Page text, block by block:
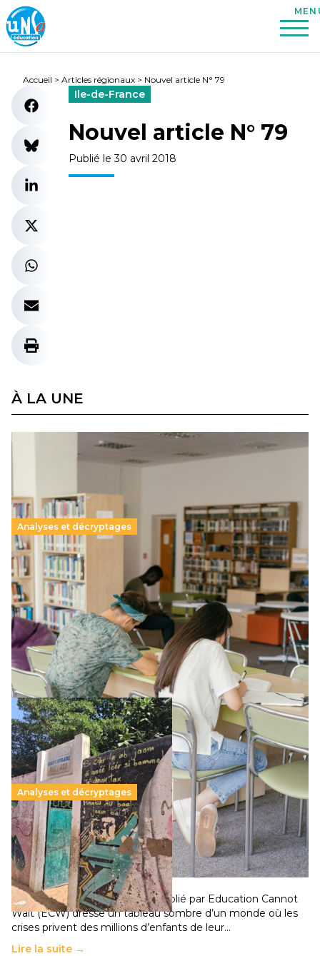
Accueil > Articles régionaux > Nouvel article N° 79
Ile-de-France
Nouvel article N° 79
Publié le 30 avril 2018
À LA UNE
Analyses et décryptages
Supérieur privé : une dérive qui met à mal la
promesse républicaine
11 juillet 2026-
Le projet de loi sur la régulation de l’enseignement
supérieur privé met en lumière l’amplification d’un système
qui relègue l’acte pédagogique au superfétatoire, voire à…
Lire la suite →
Analyses et décryptages
258 millions d’enfants victimes de la guerre, des
chocs climatiques et des déplacements de
population
11 juillet 2026- National
Un nouveau rapport mondial publié par Education Cannot
Wait (ECW) dresse un tableau sombre d’un monde où les
crises privent des millions d’enfants de leur…
Lire la suite →